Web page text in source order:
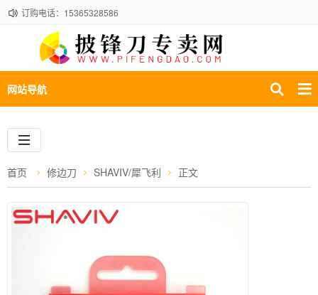
订购电话：15365328586
网站导航
首页 修边刀 SHAVIV/犀飞利 正文